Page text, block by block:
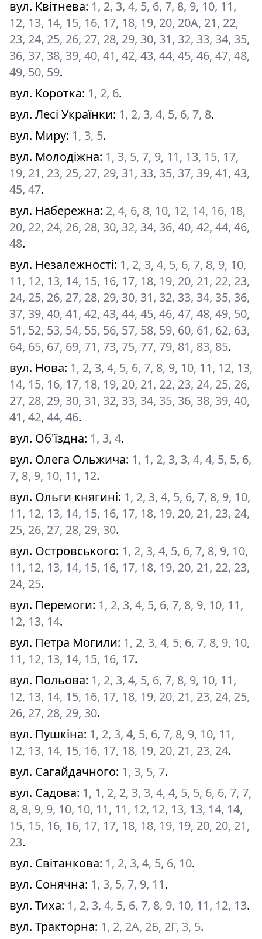
вул. Квітнева: 1, 2, 3, 4, 5, 6, 7, 8, 9, 10, 11,
12, 13, 14, 15, 16, 17, 18, 19, 20, 20А, 21, 22,
23, 24, 25, 26, 27, 28, 29, 30, 31, 32, 33, 34, 35,
36, 37, 38, 39, 40, 41, 42, 43, 44, 45, 46, 47, 48,
49, 50, 59.
вул. Коротка: 1, 2, 6.
вул. Лесі Українки: 1, 2, 3, 4, 5, 6, 7, 8.
вул. Миру: 1, 3, 5.
вул. Молодіжна: 1, 3, 5, 7, 9, 11, 13, 15, 17,
19, 21, 23, 25, 27, 29, 31, 33, 35, 37, 39, 41, 43,
45, 47.
вул. Набережна: 2, 4, 6, 8, 10, 12, 14, 16, 18,
20, 22, 24, 26, 28, 30, 32, 34, 36, 40, 42, 44, 46,
48.
вул. Незалежності: 1, 2, 3, 4, 5, 6, 7, 8, 9, 10,
11, 12, 13, 14, 15, 16, 17, 18, 19, 20, 21, 22, 23,
24, 25, 26, 27, 28, 29, 30, 31, 32, 33, 34, 35, 36,
37, 39, 40, 41, 42, 43, 44, 45, 46, 47, 48, 49, 50,
51, 52, 53, 54, 55, 56, 57, 58, 59, 60, 61, 62, 63,
64, 65, 67, 69, 71, 73, 75, 77, 79, 81, 83, 85.
вул. Нова: 1, 2, 3, 4, 5, 6, 7, 8, 9, 10, 11, 12, 13,
14, 15, 16, 17, 18, 19, 20, 21, 22, 23, 24, 25, 26,
27, 28, 29, 30, 31, 32, 33, 34, 35, 36, 38, 39, 40,
41, 42, 44, 46.
вул. Об'їздна: 1, 3, 4.
вул. Олега Ольжича: 1, 1, 2, 3, 3, 4, 4, 5, 5, 6,
7, 8, 9, 10, 11, 12.
вул. Ольги княгині: 1, 2, 3, 4, 5, 6, 7, 8, 9, 10,
11, 12, 13, 14, 15, 16, 17, 18, 19, 20, 21, 23, 24,
25, 26, 27, 28, 29, 30.
вул. Островського: 1, 2, 3, 4, 5, 6, 7, 8, 9, 10,
11, 12, 13, 14, 15, 16, 17, 18, 19, 20, 21, 22, 23,
24, 25.
вул. Перемоги: 1, 2, 3, 4, 5, 6, 7, 8, 9, 10, 11,
12, 13, 14.
вул. Петра Могили: 1, 2, 3, 4, 5, 6, 7, 8, 9, 10,
11, 12, 13, 14, 15, 16, 17.
вул. Польова: 1, 2, 3, 4, 5, 6, 7, 8, 9, 10, 11,
12, 13, 14, 15, 16, 17, 18, 19, 20, 21, 23, 24, 25,
26, 27, 28, 29, 30.
вул. Пушкіна: 1, 2, 3, 4, 5, 6, 7, 8, 9, 10, 11,
12, 13, 14, 15, 16, 17, 18, 19, 20, 21, 23, 24.
вул. Сагайдачного: 1, 3, 5, 7.
вул. Садова: 1, 1, 2, 2, 3, 3, 4, 4, 5, 5, 6, 6, 7, 7,
8, 8, 9, 9, 10, 10, 11, 11, 12, 12, 13, 13, 14, 14,
15, 15, 16, 16, 17, 17, 18, 18, 19, 19, 20, 20, 21,
23.
вул. Світанкова: 1, 2, 3, 4, 5, 6, 10.
вул. Сонячна: 1, 3, 5, 7, 9, 11.
вул. Тиха: 1, 2, 3, 4, 5, 6, 7, 8, 9, 10, 11, 12, 13.
вул. Тракторна: 1, 2, 2А, 2Б, 2Г, 3, 5.